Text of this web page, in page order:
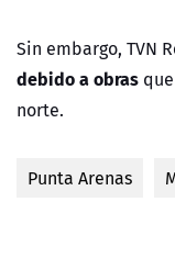
Sin embargo, TVN
debido a obras
norte.
Punta Arenas